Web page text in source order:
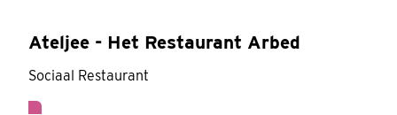
Ateljee - Het Restaurant Arbed
Sociaal Restaurant